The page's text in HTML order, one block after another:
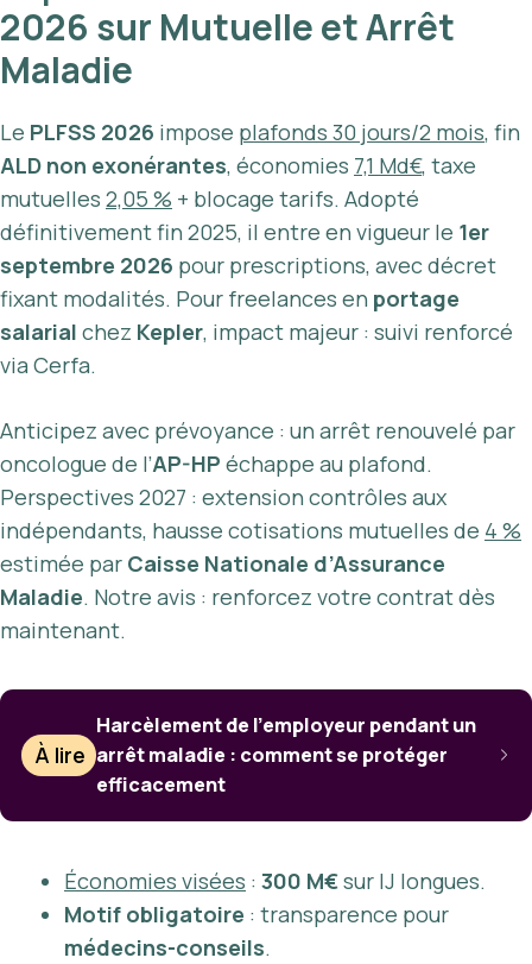
2026 sur Mutuelle et Arrêt
Maladie
Le PLFSS 2026 impose plafonds 30 jours/2 mois, fin
ALD non exonérantes, économies 7,1 Md€, taxe
mutuelles 2,05 % + blocage tarifs. Adopté
définitivement fin 2025, il entre en vigueur le 1er
septembre 2026 pour prescriptions, avec décret
fixant modalités. Pour freelances en portage
salarial chez Kepler, impact majeur : suivi renforcé
via Cerfa.
Anticipez avec prévoyance : un arrêt renouvelé par
oncologue de l’AP-HP échappe au plafond.
Perspectives 2027 : extension contrôles aux
indépendants, hausse cotisations mutuelles de 4 %
estimée par Caisse Nationale d’Assurance
Maladie. Notre avis : renforcez votre contrat dès
maintenant.
À lire
Harcèlement de l’employeur pendant un
arrêt maladie : comment se protéger
efficacement
Économies visées : 300 M€sur IJ longues.
Motif obligatoire : transparence pour
médecins-conseils.